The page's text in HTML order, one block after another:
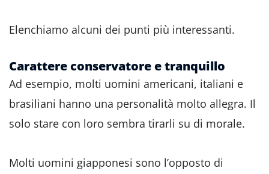
Elenchiamo alcuni dei punti più interessanti.
Carattere conservatore e tranquillo
Ad esempio, molti uomini americani, italiani e
brasiliani hanno una personalità molto allegra. Il
solo stare con loro sembra tirarli su di morale.
Molti uomini giapponesi sono l’opposto di